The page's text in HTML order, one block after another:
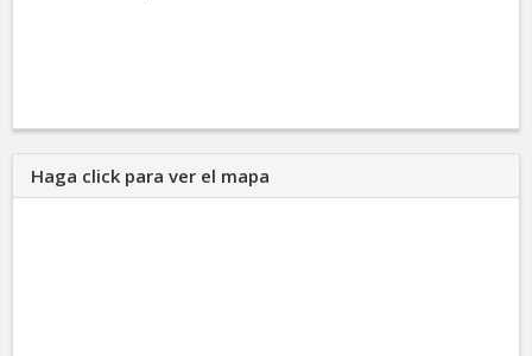
Haga click para ver el mapa